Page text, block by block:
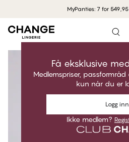
MyPanties: 7 for 549,95
Få eksklusive
Medlemspriser,
kun når du er
Logg inn
Ikke medlem?